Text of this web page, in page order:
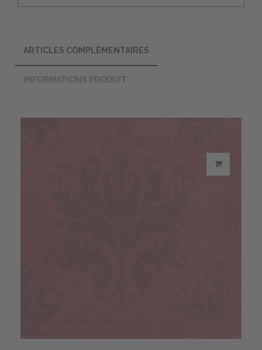
ARTICLES COMPLÉMENTAIRES
INFORMATIONS PRODUIT